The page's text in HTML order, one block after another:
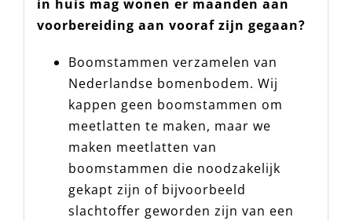
in huis mag wonen er maanden aan
voorbereiding aan vooraf zijn gegaan?
Boomstammen verzamelen van
Nederlandse bomenbodem. Wij
kappen geen boomstammen om
meetlatten te maken, maar we
maken meetlatten van
boomstammen die noodzakelijk
gekapt zijn of bijvoorbeeld
slachtoffer geworden zijn van een